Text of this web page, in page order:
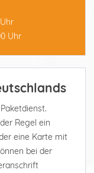
Uhr
Regel ein
eine Karte mit
bei der